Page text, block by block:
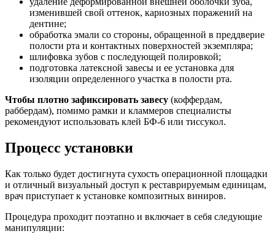
изменившей свой оттенок, кариозных поражений на
дентине;
обработка эмали со стороны, обращенной в преддверие
полости рта и контактных поверхностей экземпляра;
шлифовка зубов с последующей полировкой;
подготовка латексной завесы и ее установка для
изоляции определенного участка в полости рта.
Чтобы плотно зафиксировать завесу (коффердам,
раббердам), помимо рамки и кламмеров специалисты
рекомендуют использовать клей БФ-6 или тиссукол.
Процесс установки
Как только будет достигнута сухость операционной площадки
и отличный визуальный доступ к реставрируемым единицам,
врач приступает к установке композитных виниров.
Процедура проходит поэтапно и включает в себя следующие
манипуляции: